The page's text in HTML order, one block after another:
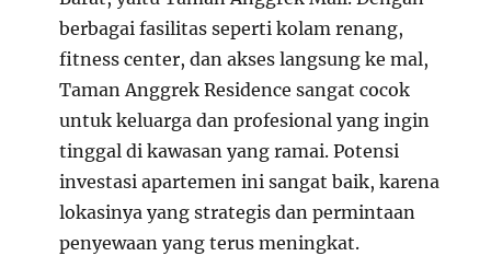
berbagai fasilitas seperti kolam renang,
fitness center, dan akses langsung ke mal,
Taman Anggrek Residence sangat cocok
untuk keluarga dan profesional yang ingin
tinggal di kawasan yang ramai. Potensi
investasi apartemen ini sangat baik, karena
lokasinya yang strategis dan permintaan
penyewaan yang terus meningkat.